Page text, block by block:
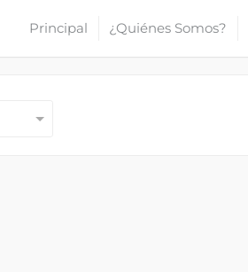
Principal ¿Quiénes Somos?